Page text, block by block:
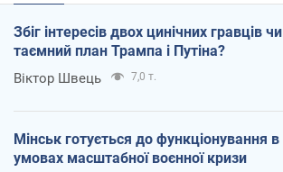
Збіг інтересів двох цинічних гравців чи
таємний план Трампа і Путіна?
Віктор Швець 7,0 т.
Мінськ готується до функціонування в
умовах масштабної воєнної кризи